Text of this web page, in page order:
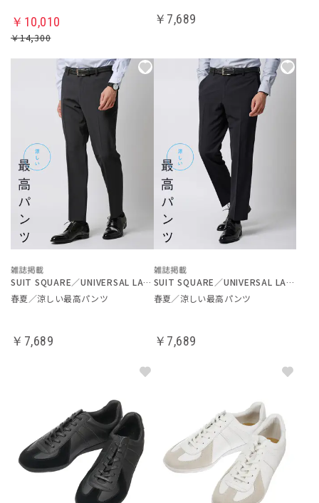
￥10,010
￥14,300
￥7,689
SUIT SQUARE／UNIVERSAL LANGUAGE
春夏／涼しい最高パンツ
￥7,689
SUIT SQUARE／UNIVERSAL LANGUAGE
春夏／涼しい最高パンツ
￥7,689